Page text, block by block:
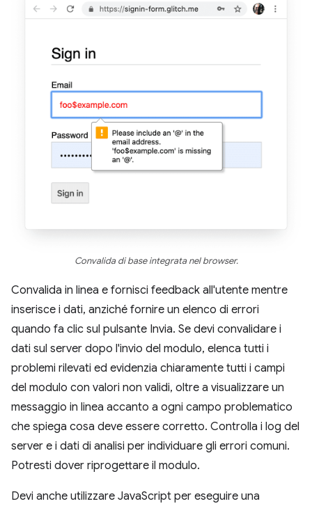
Convalida di base integrata nel browser.
Convalida in linea e fornisci feedback all'utente mentre
inserisce i dati, anziché fornire un elenco di errori
quando fa clic sul pulsante Invia. Se devi convalidare i
dati sul server dopo l'invio del modulo, elenca tutti i
problemi rilevati ed evidenzia chiaramente tutti i campi
del modulo con valori non validi, oltre a visualizzare un
messaggio in linea accanto a ogni campo problematico
che spiega cosa deve essere corretto. Controlla i log del
server e i dati di analisi per individuare gli errori comuni.
Potresti dover riprogettare il modulo.
Devi anche utilizzare JavaScript per eseguire una